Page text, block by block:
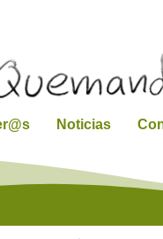
Noticias